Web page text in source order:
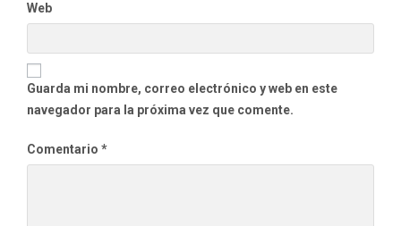
Web
Guarda mi nombre, correo electrónico y web en este
navegador para la próxima vez que comente.
Comentario *